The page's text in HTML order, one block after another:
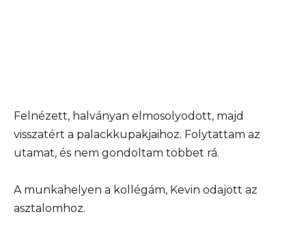
Felnézett, halványan elmosolyodott, majd
visszatért a palackkupakjaihoz. Folytattam az
utamat, és nem gondoltam többet rá.
A munkahelyen a kollégám, Kevin odajött az
asztalomhoz.